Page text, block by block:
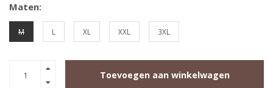
Maten:
M L XL XXL 3XL
Toevoegen aan winkelwagen